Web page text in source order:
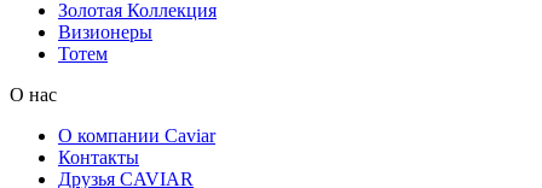
Золотая Коллекция
Визионеры
Тотем
О нас
О компании Caviar
Контакты
Друзья CAVIAR